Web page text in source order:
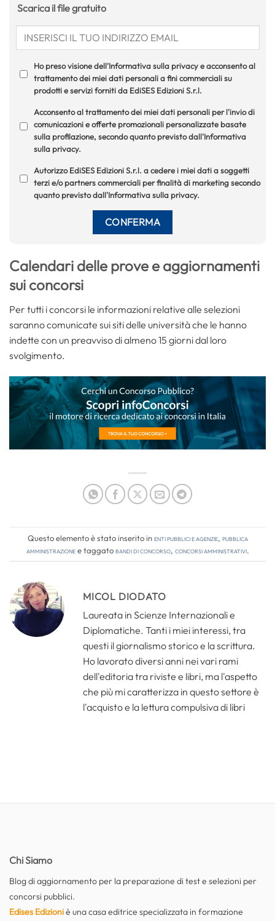
Scarica il file gratuito
Ho preso visione dell'Informativa sulla privacy e acconsento al
trattamento dei miei dati personali a fini commerciali su
prodotti e servizi forniti da EdiSES Edizioni S.r.l.
Acconsento al trattamento dei miei dati personali per l'invio di
comunicazioni e offerte promozionali personalizzate basate
sulla profilazione, secondo quanto previsto dall'Informativa
sulla privacy.
Autorizzo EdiSES Edizioni S.r.l. a cedere i miei dati a soggetti
terzi e/o partners commerciali per finalità di marketing secondo
quanto previsto dall'Informativa sulla privacy.
Calendari delle prove e aggiornamenti
sui concorsi
Per tutti i concorsi le informazioni relative alle selezioni
saranno comunicate sui siti delle università che le hanno
indette con un preavviso di almeno 15 giorni dal loro
svolgimento.
Questo elemento è stato inserito inEnti pubblici e agenzie, Pubblica
amministrazionee taggatobandi di concorso, concorsi amministrativi.
MICOL DIODATO
Laureata in Scienze Internazionali e
Diplomatiche. Tanti i miei interessi, tra
questi il giornalismo storico e la scrittura.
Ho lavorato diversi anni nei vari rami
dell'editoria tra riviste e libri, ma l'aspetto
che più mi caratterizza in questo settore è
l'acquisto e la lettura compulsiva di libri
Chi Siamo
Blog di aggiornamento per la preparazione di test e selezioni per
concorsi pubblici.
Edises Edizioniè una casa editrice specializzata in formazione